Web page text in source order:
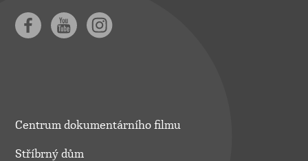
Centrum dokumentárního filmu
Stříbrný dům